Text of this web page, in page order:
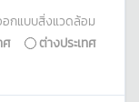
กแบบสิ่งแวดล้อม
ศ ต่างประเทศ